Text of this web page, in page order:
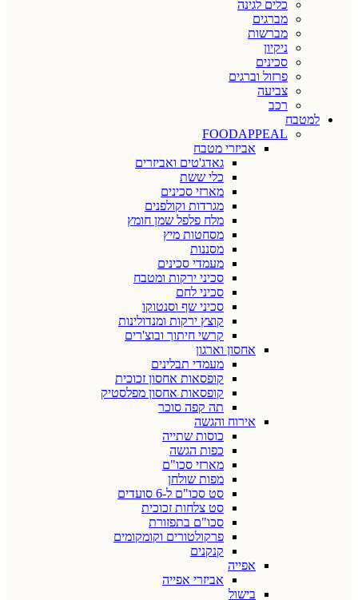
כלים לגינה
מברגים
מברשות
ניקיון
סכינים
פרזול וברגים
צביעה
רכב
למטבח
FOODAPPEAL
אביזרי מטבח
גאדג'טים ואביזרים
כלי ששת
מארזי סכינים
מגרדות וקולפנים
מלח פלפל שמן חומץ
מסחטות מיץ
מסננות
מעמדי סכינים
סכיני ירקות ומטבח
סכיני לחם
סכיני שף וסנטוקו
קוצץ ירקות ומנדולינות
קרשי חיתוך ובוצ'רים
אחסון וארגון
מעמדי תבלינים
קופסאות אחסון זכוכית
קופסאות אחסון מפלסטיק
תה קפה סוכר
אירוח והגשה
כוסות שתייה
כפות הגשה
מארזי סכו"ם
מפות שולחן
סט סכו"ם ל-6 סועדים
סט צלחות זכוכית
סכו"ם בתפזורת
פרקולטורים וקומקומים
קנקנים
אפייה
אביזרי אפייה
בישול